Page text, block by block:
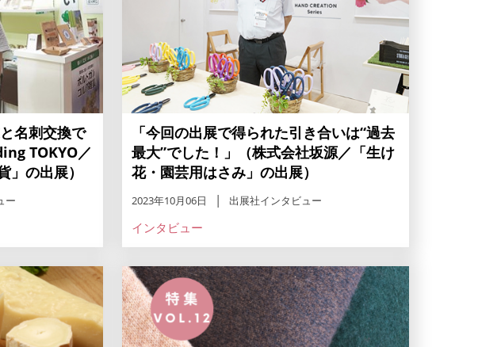
名刺交換で
TOKYO／
」の出展）
ー
「今回の出展で得られた引き合いは“過去
最大”でした！」（株式会社坂源／「生け
花・園芸用はさみ」の出展）
2023年10月06日 出展社インタビュー
インタビュー